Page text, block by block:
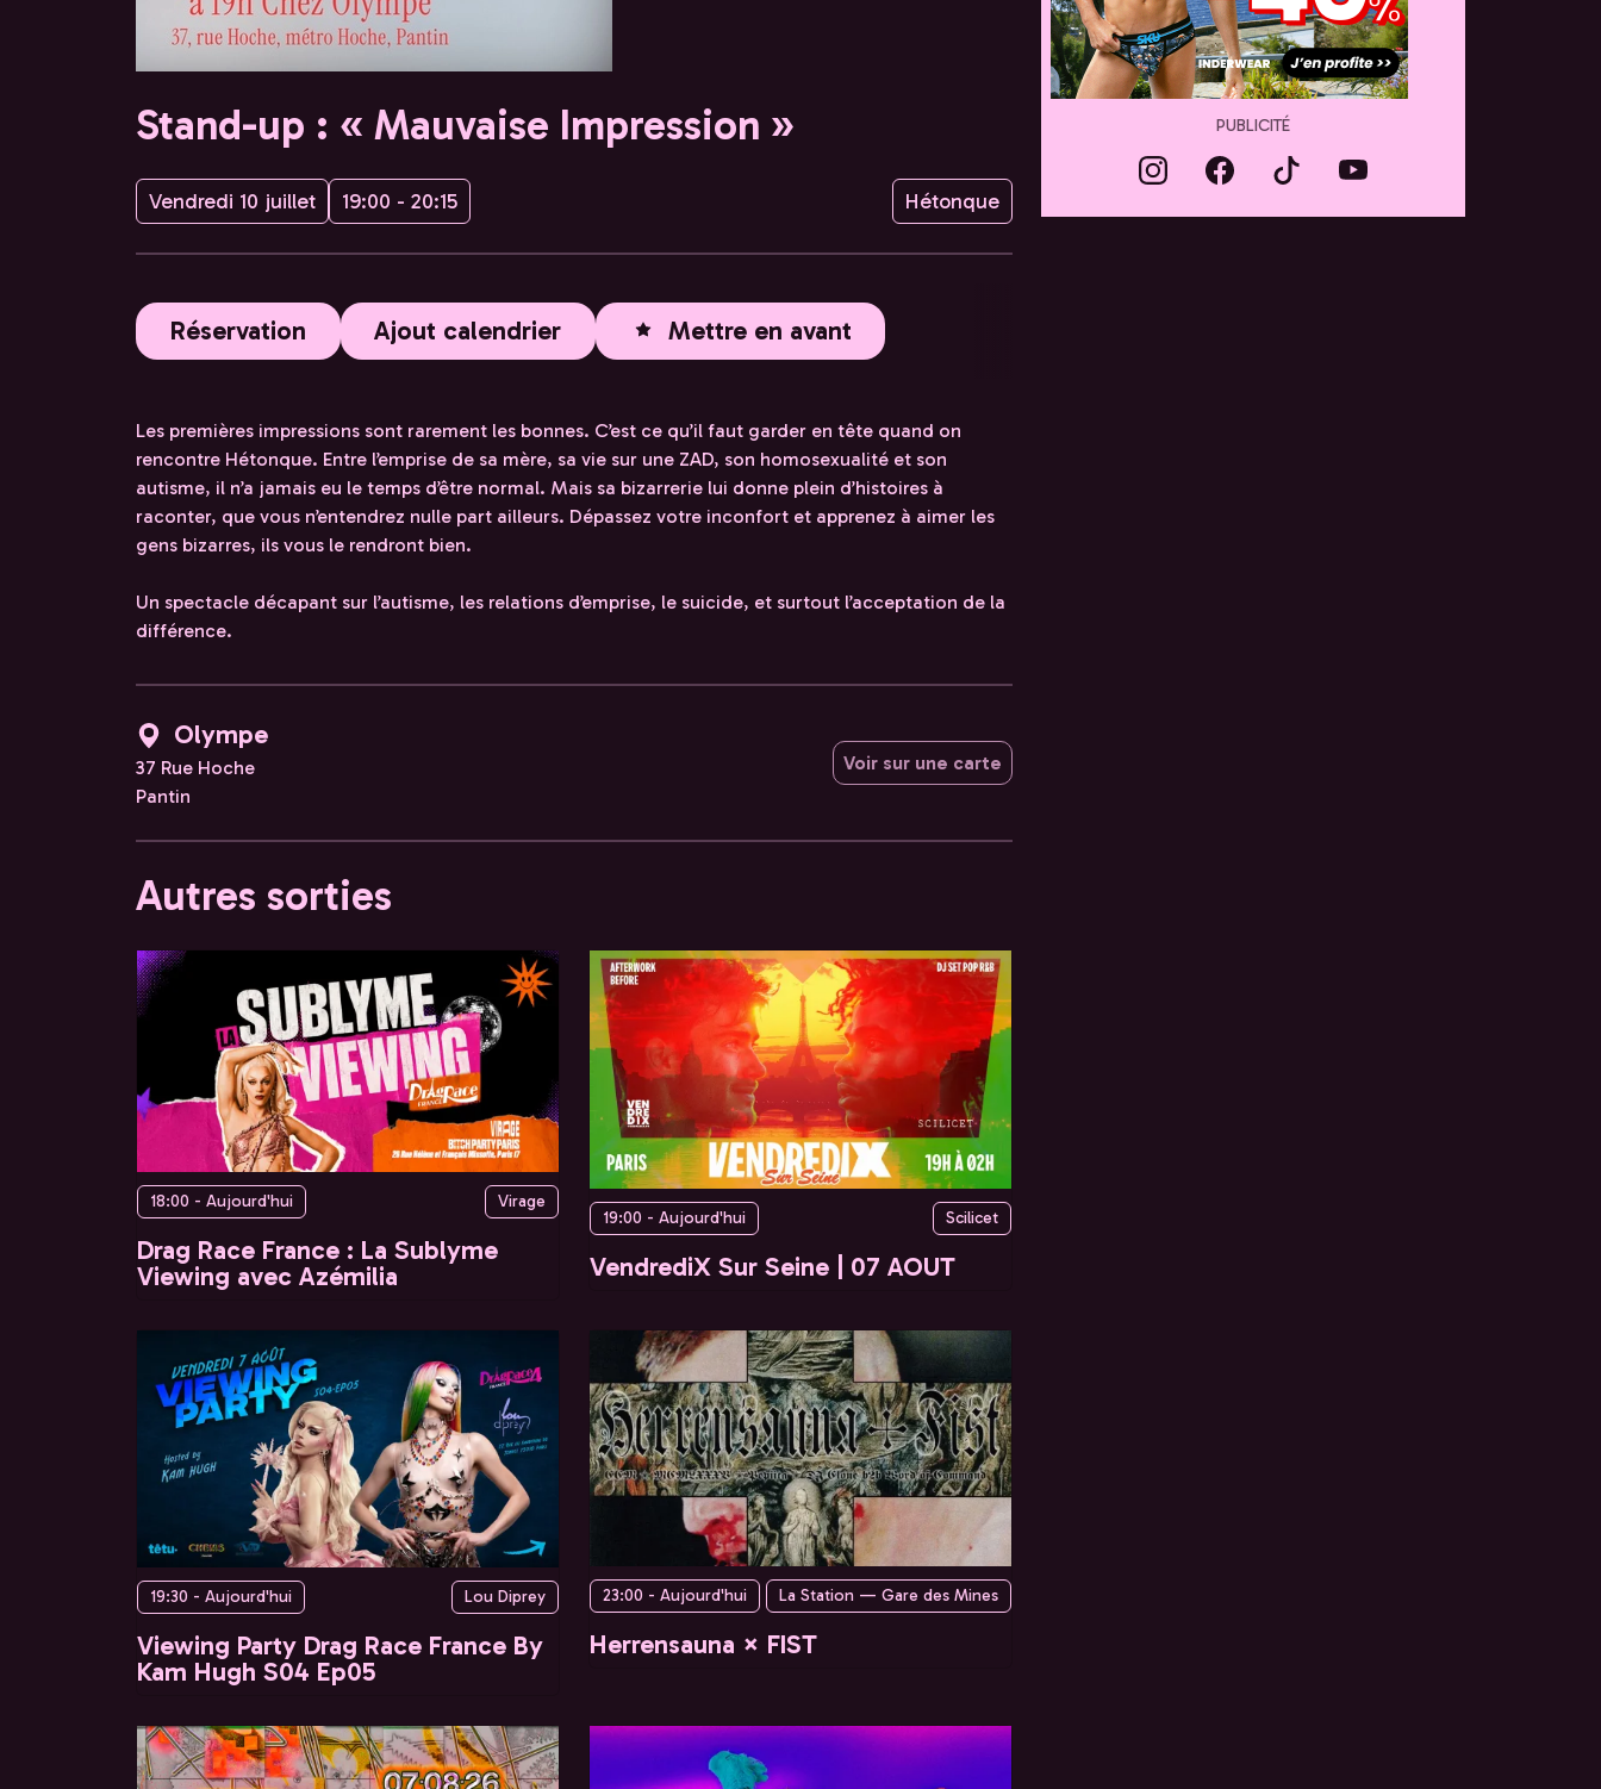
Stand-up : « Mauvaise Impression »
Vendredi 10 juillet 19:00 - 20:15 Hétonque
Réservation Ajout calendrier Mettre en avant
Les premières impressions sont rarement les bonnes. C’est ce qu’il faut garder en tête quand on
rencontre Hétonque. Entre l’emprise de sa mère, sa vie sur une ZAD, son homosexualité et son
autisme, il n’a jamais eu le temps d’être normal. Mais sa bizarrerie lui donne plein d’histoires à
raconter, que vous n’entendrez nulle part ailleurs. Dépassez votre inconfort et apprenez à aimer les
gens bizarres, ils vous le rendront bien.
Un spectacle décapant sur l’autisme, les relations d’emprise, le suicide, et surtout l’acceptation de la
différence.
Olympe
37 Rue Hoche
Pantin
Voir sur une carte
Autres sorties
18:00 - Aujourd'hui Virage
Drag Race France : La Sublyme
Viewing avec Azémilia
19:00 - Aujourd'hui Scilicet
VendrediX Sur Seine | 07 AOUT
19:30 - Aujourd'hui Lou Diprey
Viewing Party Drag Race France By
Kam Hugh S04 Ep05
23:00 - Aujourd'hui La Station — Gare des Mines
Herrensauna × FIST
PUBLICITÉ